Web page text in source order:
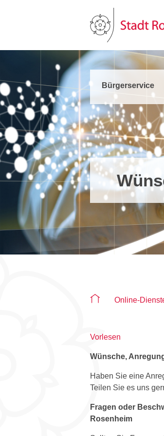
Bürgerservice
Sie befinden sich
Online-
Vorlesen
Wünsche,
Haben Sie eine
Teilen Sie es uns
Fragen oder
Rosenheim